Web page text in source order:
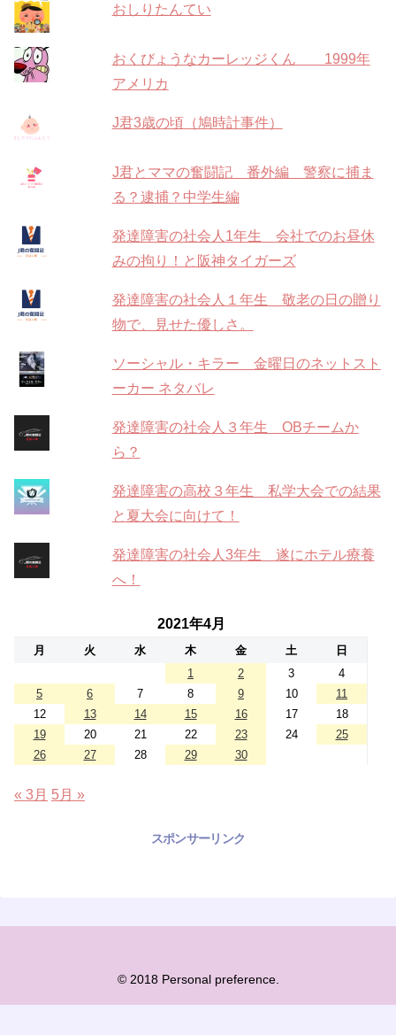
おしりたんてい
おくびょうなカーレッジくん 1999年
アメリカ
J君3歳の頃（鳩時計事件）
J君とママの奮闘記 番外編 警察に捕ま
る？逮捕？中学生編
発達障害の社会人1年生 会社でのお昼休
みの拘り！と阪神タイガーズ
発達障害の社会人１年生 敬老の日の贈り
物で、見せた優しさ。
ソーシャル・キラー 金曜日のネットスト
ーカー ネタバレ
発達障害の社会人３年生 OBチームか
ら？
発達障害の高校３年生 私学大会での結果
と夏大会に向けて！
発達障害の社会人3年生 遂にホテル療養
へ！
2021年4月
月 火 水 木 金 土
日
1
2 3
4
5
6 7 8 9 10
11
12
13 14 15 16 17
18
19
20 21 22 23 24
25
26
27 28 29 30
« 3月 5月 »
スポンサーリンク
© 2018 Personal preference.